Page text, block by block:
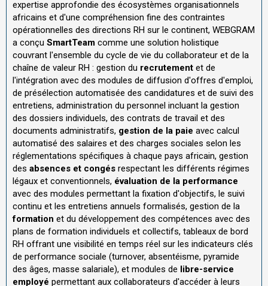
expertise approfondie des écosystèmes organisationnels
africains et d'une compréhension fine des contraintes
opérationnelles des directions RH sur le continent, WEBGRAM
a conçu SmartTeam comme une solution holistique
couvrant l'ensemble du cycle de vie du collaborateur et de la
chaîne de valeur RH : gestion du recrutement et de
l'intégration avec des modules de diffusion d'offres d'emploi,
de présélection automatisée des candidatures et de suivi des
entretiens, administration du personnel incluant la gestion
des dossiers individuels, des contrats de travail et des
documents administratifs, gestion de la paie avec calcul
automatisé des salaires et des charges sociales selon les
réglementations spécifiques à chaque pays africain, gestion
des absences et congés respectant les différents régimes
légaux et conventionnels, évaluation de la performance
avec des modules permettant la fixation d'objectifs, le suivi
continu et les entretiens annuels formalisés, gestion de la
formation et du développement des compétences avec des
plans de formation individuels et collectifs, tableaux de bord
RH offrant une visibilité en temps réel sur les indicateurs clés
de performance sociale (turnover, absentéisme, pyramide
des âges, masse salariale), et modules de libre-service
employé permettant aux collaborateurs d'accéder à leurs